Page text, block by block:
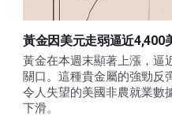
黃金因美元走弱逼近4,400
黃金在本週末顯著上漲，逼
關口。這種貴金屬的強勁反
令人失望的美國非農就業數
下滑。